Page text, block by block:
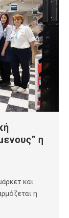
η
και
η